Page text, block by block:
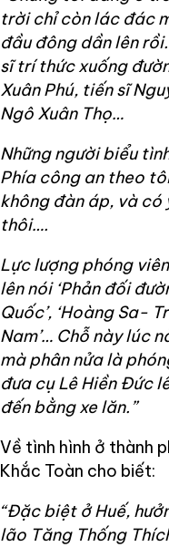
trời chỉ còn lác đác
đầu đông dần lên
sĩ trí thức xuống
Xuân Phú, tiến sĩ
Ngô Xuân Thọ…
Những người biểu
Phía công an theo
không đàn áp, và
thôi….
Lực lượng phóng
lên nói ‘Phản đối
Quốc’, ‘Hoàng Sa-
Nam’… Chỗ này lúc
mà phân nửa là
đưa cụ Lê Hiền Đức
đến bằng xe lăn.”
Về tình hình ở thành
Khắc Toàn cho biết:
“Đặc biệt ở Huế,
lão Tăng Thống